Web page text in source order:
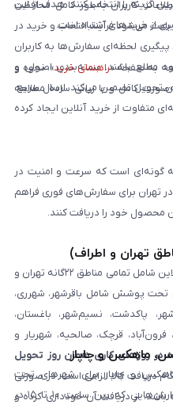
گزینه را انتخاب کنند. هدف از این
از خریدهای اشتباه است.
کاربران به‌طور کامل محافظت
می‌شود فرآیند انتخاب و خرید در
لحظه‌ای سفارش‌ها به کاربران
مطلع باشند. بسته‌بندی اصولی و
تحویل تضمین می‌کند. ارسال سریع،
متفاوت از خرید آنلاین ایجاد کرده
به صفحه «راهنمای خرید»، نحوه و
کامل و با زبانی ساده مطالعه
گونه‌ای است که سرعت و امنیت در
در تهران برای سفارش‌های فوری فراهم
محصول خود را دریافت کنند.
تهران و اطراف)
ارسال از طریق پیک موتوری در گوشی آنلاین شامل تمامی مناطق ۲۲گانه تهران و
پوشش شامل باقرشهر، شهرری،
پاکدشت، نسیم‌شهر، باغستان،
فرون‌آباد، قرچک، صالحیه، شهریار و
روزهای کاری همان روز تحویل
دریافت کالا الزامی است. در صورتی
از دریافت آن خودداری کرده و
ماهکس و چاپار
و چاپار برای شهرهای تحت
پوشش این شرکت‌ها فراهم است. سفارش‌هایی که بین ساعت ۱۰ تا ۱۵ در